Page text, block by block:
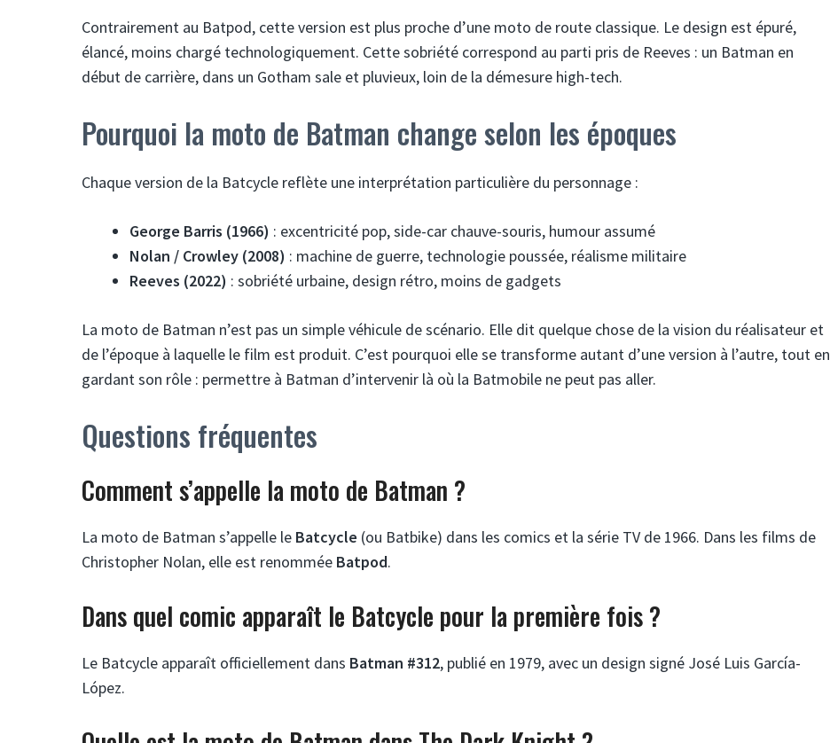
Contrairement au Batpod, cette version est plus proche d’une moto de route classique. Le design est épuré,
élancé, moins chargé technologiquement. Cette sobriété correspond au parti pris de Reeves : un Batman en
début de carrière, dans un Gotham sale et pluvieux, loin de la démesure high-tech.
Pourquoi la moto de Batman change selon les époques
Chaque version de la Batcycle reflète une interprétation particulière du personnage :
George Barris (1966) : excentricité pop, side-car chauve-souris, humour assumé
Nolan / Crowley (2008) : machine de guerre, technologie poussée, réalisme militaire
Reeves (2022) : sobriété urbaine, design rétro, moins de gadgets
La moto de Batman n’est pas un simple véhicule de scénario. Elle dit quelque chose de la vision du réalisateur et
de l’époque à laquelle le film est produit. C’est pourquoi elle se transforme autant d’une version à l’autre, tout en
gardant son rôle : permettre à Batman d’intervenir là où la Batmobile ne peut pas aller.
Questions fréquentes
Comment s’appelle la moto de Batman ?
La moto de Batman s’appelle le Batcycle (ou Batbike) dans les comics et la série TV de 1966. Dans les films de
Christopher Nolan, elle est renommée Batpod.
Dans quel comic apparaît le Batcycle pour la première fois ?
Le Batcycle apparaît officiellement dans Batman #312, publié en 1979, avec un design signé José Luis García-
López.